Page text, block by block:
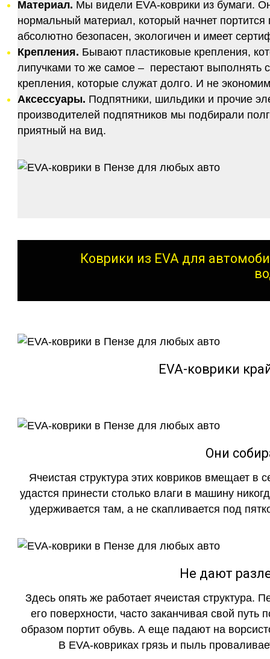
Материал. Мы видели EVA-коврики из бумаги.
нормальный материал, который начнет
абсолютно безопасен, экологичен и имеет
Крепления. Бывают пластиковые крепления,
липучками то же самое – перестают
крепления, которые служат долго. И не
Аксессуары. Подпятники, шильдики и прочие
производителей подпятников мы подбирали
приятный на вид.
Коврики из EVA для
EVA-коврики
Они
Ячеистая структура этих ковриков вмещает в
удастся принести столько влаги в машину
удерживается там, а не скапливается под
Не дают
Здесь опять же работает ячеистая структура.
его поверхности, часто заканчивая свой
образом портит обувь. А еще падают на
В EVA-ковриках грязь и пыль